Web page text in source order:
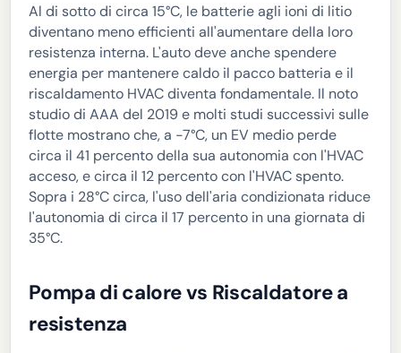
Al di sotto di circa 15°C, le batterie agli ioni di litio
diventano meno efficienti all'aumentare della loro
resistenza interna. L'auto deve anche spendere
energia per mantenere caldo il pacco batteria e il
riscaldamento HVAC diventa fondamentale. Il noto
studio di AAA del 2019 e molti studi successivi sulle
flotte mostrano che, a -7°C, un EV medio perde
circa il 41 percento della sua autonomia con l'HVAC
acceso, e circa il 12 percento con l'HVAC spento.
Sopra i 28°C circa, l'uso dell'aria condizionata riduce
l'autonomia di circa il 17 percento in una giornata di
35°C.
Pompa di calore vs Riscaldatore a
resistenza